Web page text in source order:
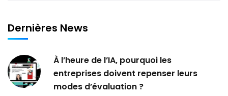
Dernières News
À l’heure de l’IA, pourquoi les
entreprises doivent repenser leurs
modes d’évaluation ?